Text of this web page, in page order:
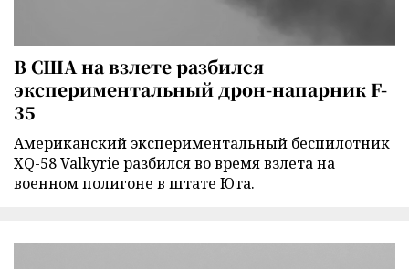
В США на взлете разбился
экспериментальный дрон-напарник F-
35
Американский экспериментальный беспилотник
XQ-58 Valkyrie разбился во время взлета на
военном полигоне в штате Юта.